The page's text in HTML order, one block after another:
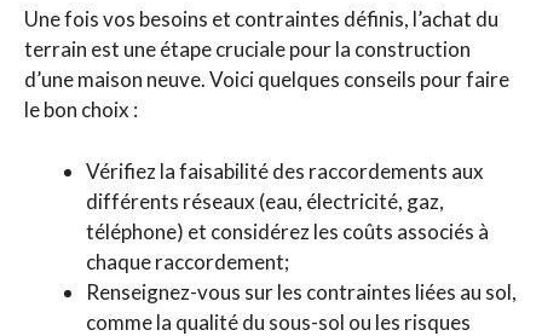
Une fois vos besoins et contraintes définis, l’achat du
terrain est une étape cruciale pour la construction
d’une maison neuve. Voici quelques conseils pour faire
le bon choix :
Vérifiez la faisabilité des raccordements aux
différents réseaux (eau, électricité, gaz,
téléphone) et considérez les coûts associés à
chaque raccordement;
Renseignez-vous sur les contraintes liées au sol,
comme la qualité du sous-sol ou les risques